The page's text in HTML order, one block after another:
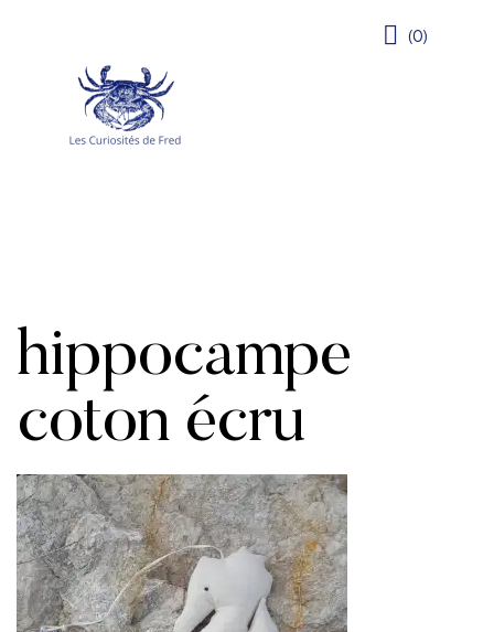
(0)
hippocampe
coton écru